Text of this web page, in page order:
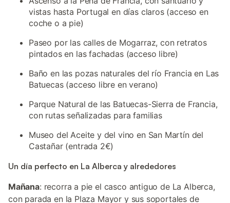
vistas hasta Portugal en días claros (acceso en
coche o a pie)
Paseo por las calles de Mogarraz, con retratos
pintados en las fachadas (acceso libre)
Baño en las pozas naturales del río Francia en Las
Batuecas (acceso libre en verano)
Parque Natural de las Batuecas-Sierra de Francia,
con rutas señalizadas para familias
Museo del Aceite y del vino en San Martín del
Castañar (entrada 2€)
Un día perfecto en La Alberca y alrededores
Mañana: recorra a pie el casco antiguo de La Alberca,
con parada en la Plaza Mayor y sus soportales de